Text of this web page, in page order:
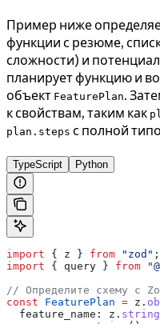
Пример ниже
функции с резюме,
сложности) и
планирует функцию и
объект FeaturePlan.
к свойствам, таким как
plan.steps с полной
TypeScript Python
import { z } from "zod" ;
import { query } from
// Определите схему с
const FeaturePlan = z .
  feature_name:
z . string